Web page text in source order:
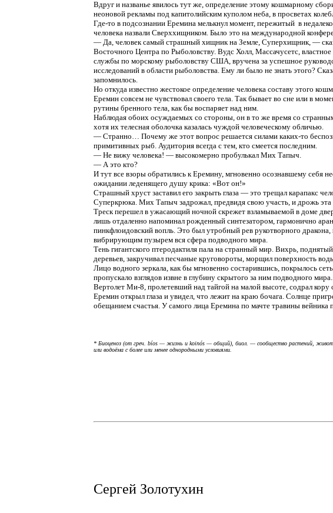
Вдруг и названье явилось тут же, определение этому кошмарному
неоновой рекламы под капитолийским куполом неба, в просветах
Где-то в подсознании Еремина мелькнул момент, пережитый в
человека назвали Сверххищником. Было это на международной
— Да, человек самый страшный хищник на Земле, Суперхищник, —
Восточного Центра по Рыболовству. Вудс Холл, Массачусетс,
службы по морскому рыболовству США, вручена за успешное
исследований в области рыболовства. Ему ли было не знать этого?
запомнилось.
Но откуда известно жестокое определение человека составу этого
Еремин совсем не чувствовал своего тела. Так бывает во сне или в
рутины бренного тела, как бы воспаряет над ним.
Наблюдая обоих осуждаемых со стороны, он в то же время со
хотя их телесная оболочка казалась чуждой человеческому обличью.
— Странно… Почему же этот вопрос решается силами каких-то
примитивных рыб. Аудитория всегда с тем, кто смеется последним.
— Не вижу человека! — высокомерно пробулькал Мих Тапыч.
— А это кто?
И тут все взоры обратились к Еремину, мгновенно осознавшему
ожидании леденящего душу крика: «Вот он!»
Страшный хруст заставил его закрыть глаза — это трещал карапакс
Суперкрюка. Мих Тапыч задрожал, предвидя свою участь, и дрожь эта
Треск перешел в ужасающий ночной скрежет взламываемой в доме
лишь отдаленно напоминал рожденный синтезатором, гармонично
пинкфлоидовский вопль. Это был утробный рев рукотворного дракона,
вибрирующим пузырем вся сфера подводного мира.
Тень гигантского птеродактиля пала на странный мир. Вихрь,
деревьев, закручивал песчаные круговороты, морщил поверхность
Лицо водного зеркала, как бы мгновенно состарившись, покрылось
пропускало взглядов извне в глубину скрытого за ним подводного
Вертолет Ми-8, пролетевший над тайгой на малой высоте, содрал
Еремин открыл глаза и увидел, что лежит на краю бочага. Солнце
обещанием счастья. У самого лица Еремина по мачте травины вейника
* Биоценоз (от греч. bíos — жизнь и koinós — общий), биол. — сообщество растений,
или водоёма с более или менее однородными условиями.
Сергей Золотухин